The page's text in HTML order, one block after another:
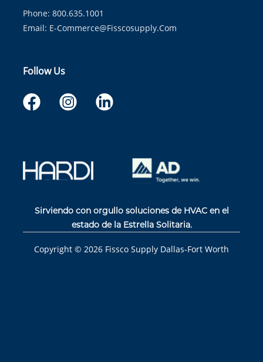
Phone: 800.635.1001
Email: E-Commerce@fisscosupply.com
Follow Us
Sirviendo con orgullo soluciones de HVAC en el
estado de la Estrella Solitaria.
Copyright © 2026 Fissco Supply Dallas-Fort Worth